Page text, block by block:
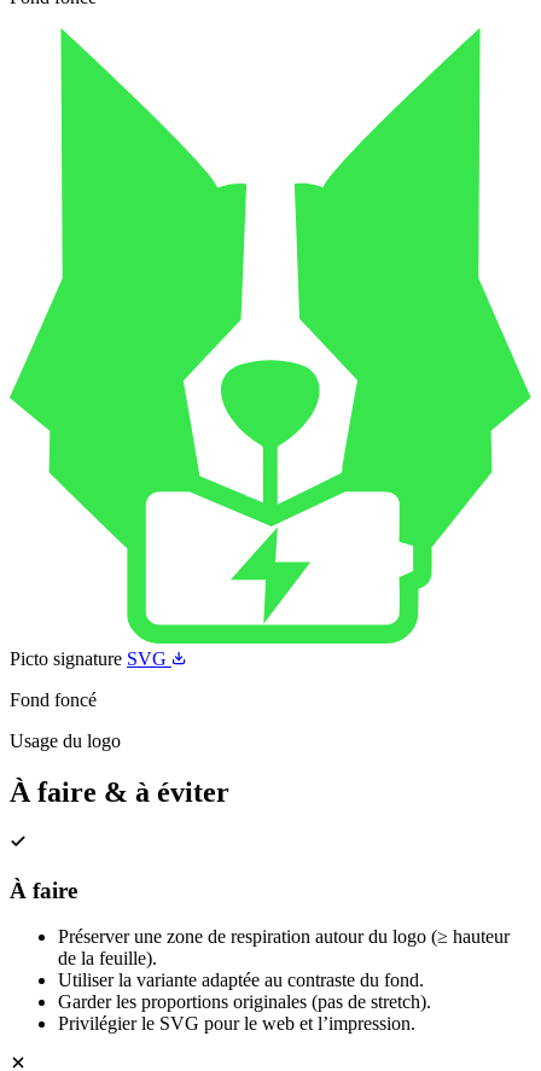
Picto signature SVG
Fond foncé
Usage du logo
À faire & à éviter
À faire
Préserver une zone de respiration autour du logo (≥ hauteur
de la feuille).
Utiliser la variante adaptée au contraste du fond.
Garder les proportions originales (pas de stretch).
Privilégier le SVG pour le web et l’impression.